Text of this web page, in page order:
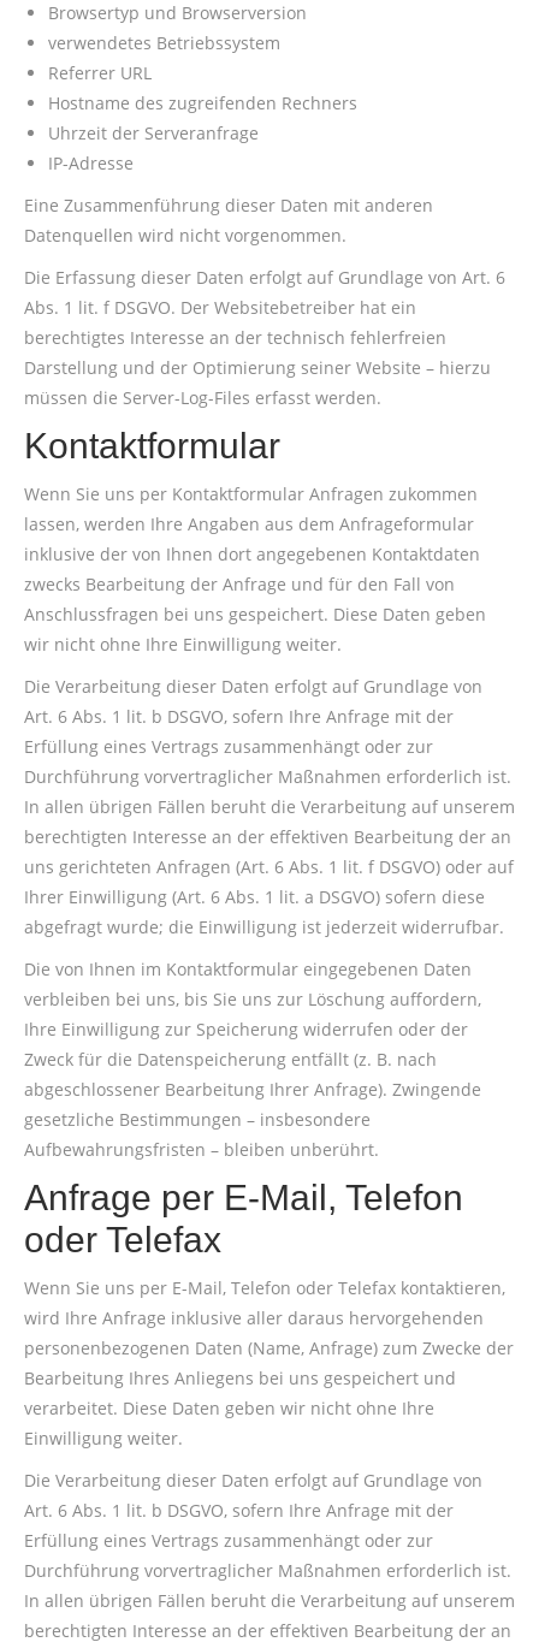
Browsertyp und Browserversion
verwendetes Betriebssystem
Referrer URL
Hostname des zugreifenden Rechners
Uhrzeit der Serveranfrage
IP-Adresse
Eine Zusammenführung dieser Daten mit anderen
Datenquellen wird nicht vorgenommen.
Die Erfassung dieser Daten erfolgt auf Grundlage von Art. 6
Abs. 1 lit. f DSGVO. Der Websitebetreiber hat ein
berechtigtes Interesse an der technisch fehlerfreien
Darstellung und der Optimierung seiner Website – hierzu
müssen die Server-Log-Files erfasst werden.
Kontaktformular
Wenn Sie uns per Kontaktformular Anfragen zukommen
lassen, werden Ihre Angaben aus dem Anfrageformular
inklusive der von Ihnen dort angegebenen Kontaktdaten
zwecks Bearbeitung der Anfrage und für den Fall von
Anschlussfragen bei uns gespeichert. Diese Daten geben
wir nicht ohne Ihre Einwilligung weiter.
Die Verarbeitung dieser Daten erfolgt auf Grundlage von
Art. 6 Abs. 1 lit. b DSGVO, sofern Ihre Anfrage mit der
Erfüllung eines Vertrags zusammenhängt oder zur
Durchführung vorvertraglicher Maßnahmen erforderlich ist.
In allen übrigen Fällen beruht die Verarbeitung auf unserem
berechtigten Interesse an der effektiven Bearbeitung der an
uns gerichteten Anfragen (Art. 6 Abs. 1 lit. f DSGVO) oder auf
Ihrer Einwilligung (Art. 6 Abs. 1 lit. a DSGVO) sofern diese
abgefragt wurde; die Einwilligung ist jederzeit widerrufbar.
Die von Ihnen im Kontaktformular eingegebenen Daten
verbleiben bei uns, bis Sie uns zur Löschung auffordern,
Ihre Einwilligung zur Speicherung widerrufen oder der
Zweck für die Datenspeicherung entfällt (z. B. nach
abgeschlossener Bearbeitung Ihrer Anfrage). Zwingende
gesetzliche Bestimmungen – insbesondere
Aufbewahrungsfristen – bleiben unberührt.
Anfrage per E-Mail, Telefon
oder Telefax
Wenn Sie uns per E-Mail, Telefon oder Telefax kontaktieren,
wird Ihre Anfrage inklusive aller daraus hervorgehenden
personenbezogenen Daten (Name, Anfrage) zum Zwecke der
Bearbeitung Ihres Anliegens bei uns gespeichert und
verarbeitet. Diese Daten geben wir nicht ohne Ihre
Einwilligung weiter.
Die Verarbeitung dieser Daten erfolgt auf Grundlage von
Art. 6 Abs. 1 lit. b DSGVO, sofern Ihre Anfrage mit der
Erfüllung eines Vertrags zusammenhängt oder zur
Durchführung vorvertraglicher Maßnahmen erforderlich ist.
In allen übrigen Fällen beruht die Verarbeitung auf unserem
berechtigten Interesse an der effektiven Bearbeitung der an